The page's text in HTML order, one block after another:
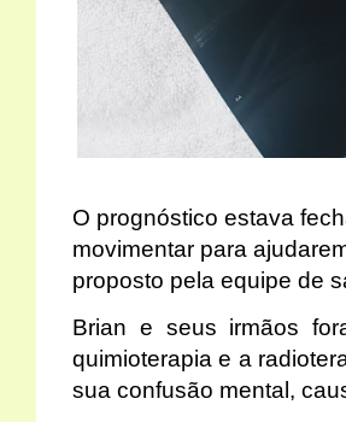
O prognóstico estava
movimentar para
proposto pela equipe de
Brian e seus irmãos
quimioterapia e a
sua confusão mental,